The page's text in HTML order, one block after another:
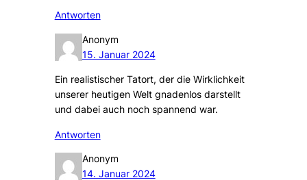
Antworten
Anonym
15. Januar 2024
Ein realistischer Tatort, der die Wirklichkeit
unserer heutigen Welt gnadenlos darstellt
und dabei auch noch spannend war.
Antworten
Anonym
14. Januar 2024